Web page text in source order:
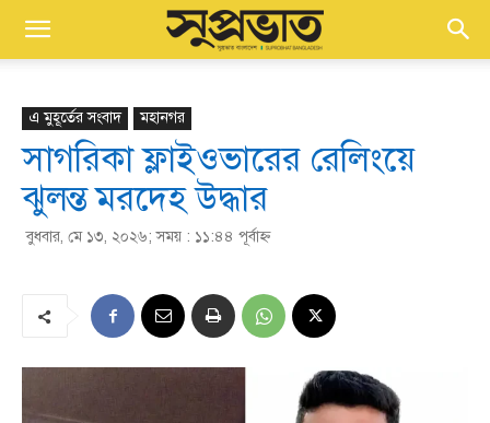
এ মুহূর্তের সংবাদ মহানগর
সাগরিকা ফ্লাইওভারের রেলিংয়ে
ঝুলন্ত মরদেহ উদ্ধার
বুধবার, মে ১৩, ২০২৬; সময় : ১১:৪৪ পূর্বাহ্ণ